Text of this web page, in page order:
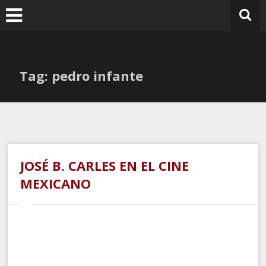
Ir
al
Tag: pedro infante
JOSÉ B. CARLES EN EL CINE
MEXICANO